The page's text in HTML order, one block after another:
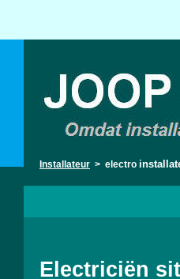
Installateur > electro
Electriciën